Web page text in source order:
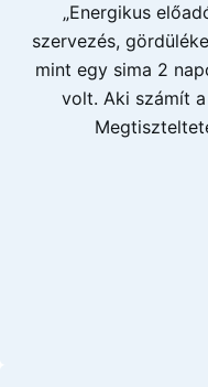
„Energikus
szervezés,
mint egy sima 2
volt. Aki számít